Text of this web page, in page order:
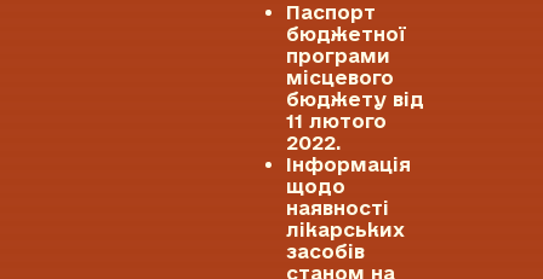
Паспорт
бюджетної
програми
місцевого
бюджету від
11 лютого
2022.
Інформація
щодо
наявності
лікарських
засобів
станом на